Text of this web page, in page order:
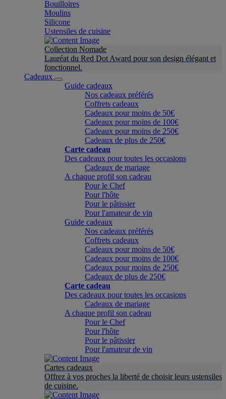
Bouilloires
Moulins
Silicone
Ustensiles de cuisine
Collection Nomade
Lauréat du Red Dot Award pour son design élégant et
fonctionnel.
Cadeaux
Guide cadeaux
Nos cadeaux préférés
Coffrets cadeaux
Cadeaux pour moins de 50€
Cadeaux pour moins de 100€
Cadeaux pour moins de 250€
Cadeaux de plus de 250€
Carte cadeau
Des cadeaux pour toutes les occasions
Cadeaux de mariage
A chaque profil son cadeau
Pour le Chef
Pour l'hôte
Pour le pâtissier
Pour l'amateur de vin
Guide cadeaux
Nos cadeaux préférés
Coffrets cadeaux
Cadeaux pour moins de 50€
Cadeaux pour moins de 100€
Cadeaux pour moins de 250€
Cadeaux de plus de 250€
Carte cadeau
Des cadeaux pour toutes les occasions
Cadeaux de mariage
A chaque profil son cadeau
Pour le Chef
Pour l'hôte
Pour le pâtissier
Pour l'amateur de vin
Cartes cadeaux
Offrez à vos proches la liberté de choisir leurs ustensiles
de cuisine.